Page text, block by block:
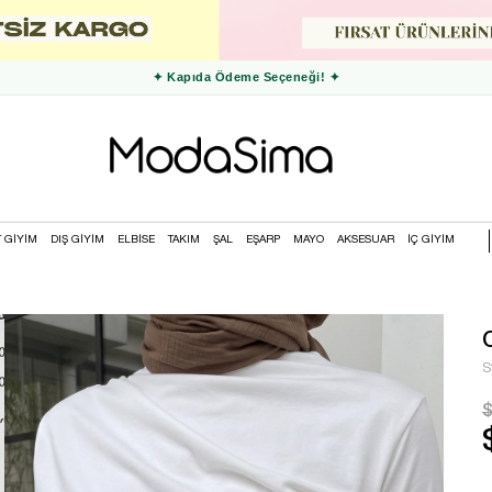
✦ 3000 TL ve Üzeri Ücretsiz Kargo ✦
GİYİM DIŞ GİYİM ELBİSE TAKIM ŞAL EŞARP MAYO AKSESUAR İÇ GİYİM